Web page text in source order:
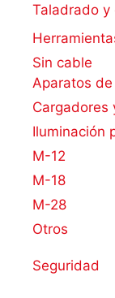
Taladrado y
Sin cable
Aparatos
Cargadores
Iluminación
M-12
M-18
M-28
Otros
Seguridad